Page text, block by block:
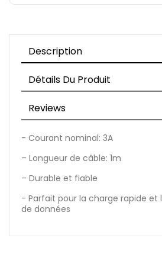
Description
Détails Du Produit
Reviews
- Courant nominal: 3A
– Longueur de câble: 1m
– Durable et fiable
- Parfait pour la charge rapide et
de données